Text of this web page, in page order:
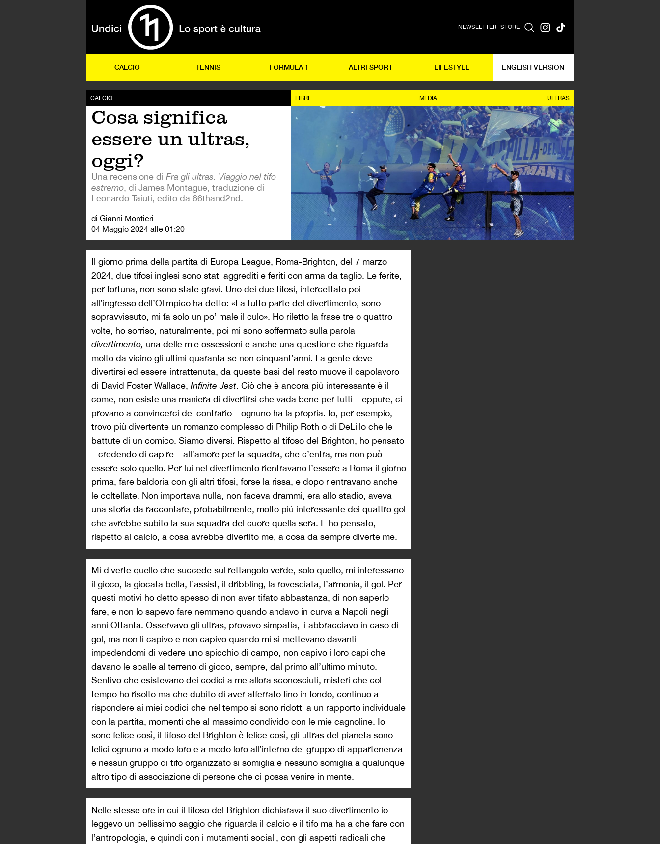
NEWSLETTER STORE
CALCIO TENNIS FORMULA 1 ALTRI SPORT LIFESTYLE ENGLISH VERSION
CALCIO
Cosa significa
essere un ultras,
oggi?
Una recensione di Fra gli ultras. Viaggio nel tifo
estremo, di James Montague, traduzione di
Leonardo Taiuti, edito da 66thand2nd.
di Gianni Montieri
04 Maggio 2024 alle 01:20
LIBRI MEDIA ULTRAS
Il giorno prima della partita di Europa League, Roma-Brighton, del 7 marzo
2024, due tifosi inglesi sono stati aggrediti e feriti con arma da taglio. Le ferite,
per fortuna, non sono state gravi. Uno dei due tifosi, intercettato poi
all’ingresso dell’Olimpico ha detto: «Fa tutto parte del divertimento, sono
sopravvissuto, mi fa solo un po’ male il culo». Ho riletto la frase tre o quattro
volte, ho sorriso, naturalmente, poi mi sono soffermato sulla parola
divertimento, una delle mie ossessioni e anche una questione che riguarda
molto da vicino gli ultimi quaranta se non cinquant’anni. La gente deve
divertirsi ed essere intrattenuta, da queste basi del resto muove il capolavoro
di David Foster Wallace, Infinite Jest. Ciò che è ancora più interessante è il
come, non esiste una maniera di divertirsi che vada bene per tutti – eppure, ci
provano a convincerci del contrario – ognuno ha la propria. Io, per esempio,
trovo più divertente un romanzo complesso di Philip Roth o di DeLillo che le
battute di un comico. Siamo diversi. Rispetto al tifoso del Brighton, ho pensato
– credendo di capire – all’amore per la squadra, che c’entra, ma non può
essere solo quello. Per lui nel divertimento rientravano l’essere a Roma il giorno
prima, fare baldoria con gli altri tifosi, forse la rissa, e dopo rientravano anche
le coltellate. Non importava nulla, non faceva drammi, era allo stadio, aveva
una storia da raccontare, probabilmente, molto più interessante dei quattro gol
che avrebbe subito la sua squadra del cuore quella sera. E ho pensato,
rispetto al calcio, a cosa avrebbe divertito me, a cosa da sempre diverte me.
Mi diverte quello che succede sul rettangolo verde, solo quello, mi interessano
il gioco, la giocata bella, l’assist, il dribbling, la rovesciata, l’armonia, il gol. Per
questi motivi ho detto spesso di non aver tifato abbastanza, di non saperlo
fare, e non lo sapevo fare nemmeno quando andavo in curva a Napoli negli
anni Ottanta. Osservavo gli ultras, provavo simpatia, li abbracciavo in caso di
gol, ma non li capivo e non capivo quando mi si mettevano davanti
impedendomi di vedere uno spicchio di campo, non capivo i loro capi che
davano le spalle al terreno di gioco, sempre, dal primo all’ultimo minuto.
Sentivo che esistevano dei codici a me allora sconosciuti, misteri che col
tempo ho risolto ma che dubito di aver afferrato fino in fondo, continuo a
rispondere ai miei codici che nel tempo si sono ridotti a un rapporto individuale
con la partita, momenti che al massimo condivido con le mie cagnoline. Io
sono felice così, il tifoso del Brighton è felice così, gli ultras del pianeta sono
felici ognuno a modo loro e a modo loro all’interno del gruppo di appartenenza
e nessun gruppo di tifo organizzato si somiglia e nessuno somiglia a qualunque
altro tipo di associazione di persone che ci possa venire in mente.
Nelle stesse ore in cui il tifoso del Brighton dichiarava il suo divertimento io
leggevo un bellissimo saggio che riguarda il calcio e il tifo ma ha a che fare con
l’antropologia, e quindi con i mutamenti sociali, con gli aspetti radicali che